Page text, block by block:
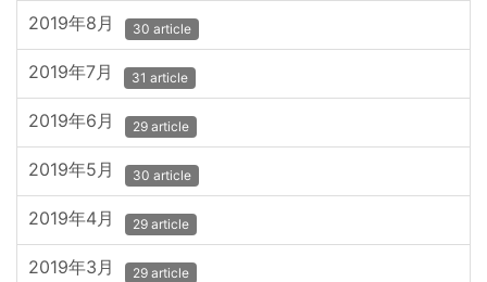
2019年8月 30 article
2019年7月 31 article
2019年6月 29 article
2019年5月 30 article
2019年4月 29 article
2019年3月 29 article